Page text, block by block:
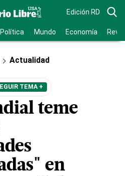
Edición RD
Política Mundo Economía
Actualidad
TEMA +
teme
en